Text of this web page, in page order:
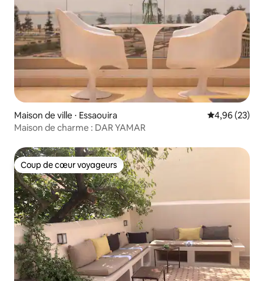
Maison de ville ⋅ Essaouira Évaluation
4,96 (23)
Maison de charme : DAR YAMAR
Coup de cœur voyageurs
Coup de cœur voyageurs